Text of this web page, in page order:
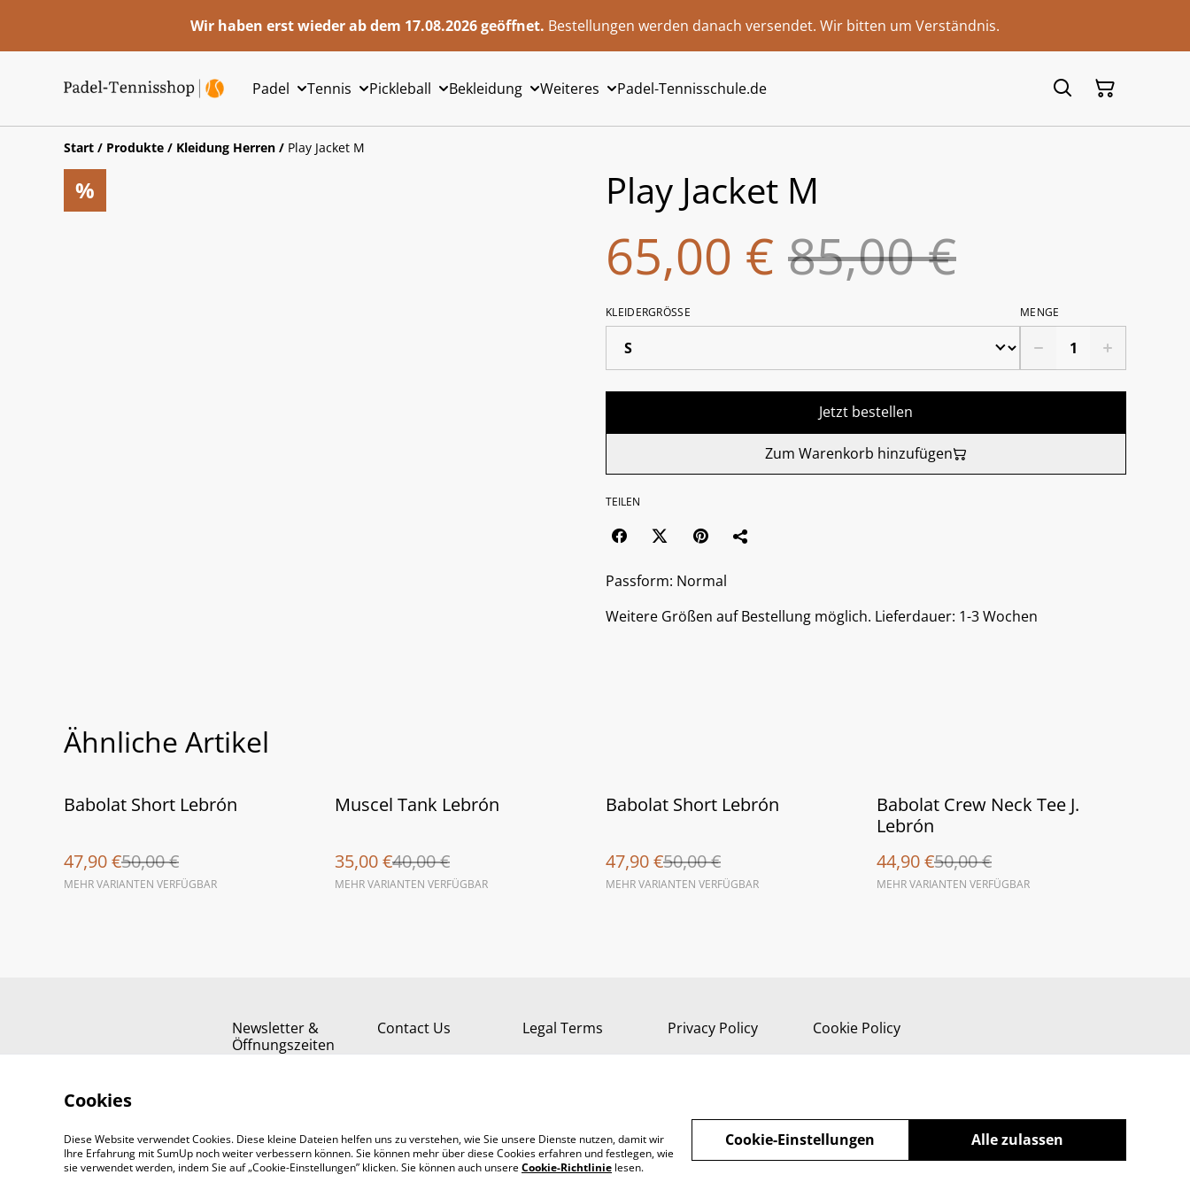
Wir haben erst wieder ab dem 17.08.2026 geöffnet. Bestellungen werden danach versendet. Wir bitten um Verständnis.
Padel Tennis Pickleball Bekleidung Weiteres Padel-Tennisschule.de
Start / Produkte / Kleidung Herren / Play Jacket M
% Play Jacket M
65,00 € 85,00 €
KLEIDERGRÖSSE MENGE
Jetzt bestellen
Zum Warenkorb hinzufügen
TEILEN
Passform: Normal
Weitere Größen auf Bestellung möglich. Lieferdauer: 1-3 Wochen
Ähnliche Artikel
%
Babolat Short Lebrón
47,90 €50,00 €
MEHR VARIANTEN VERFÜGBAR
%
Muscel Tank Lebrón
35,00 €40,00 €
MEHR VARIANTEN VERFÜGBAR
%
Babolat Short Lebrón
47,90 €50,00 €
MEHR VARIANTEN VERFÜGBAR
%
Babolat Crew Neck Tee J.
Lebrón
44,90 €50,00 €
MEHR VARIANTEN VERFÜGBAR
Newsletter &
Öffnungszeiten
Contact Us Legal Terms Privacy Policy Cookie Policy
©2026 Padel-Tennisshop
Cookies
Diese Website verwendet Cookies. Diese kleine Dateien helfen uns zu verstehen, wie Sie unsere Dienste nutzen, damit wir
Ihre Erfahrung mit SumUp noch weiter verbessern können. Sie können mehr über diese Cookies erfahren und festlegen, wie
sie verwendet werden, indem Sie auf „Cookie-Einstellungen” klicken. Sie können auch unsereCookie-Richtlinie lesen.
Alle zulassen
Cookie-Einstellungen